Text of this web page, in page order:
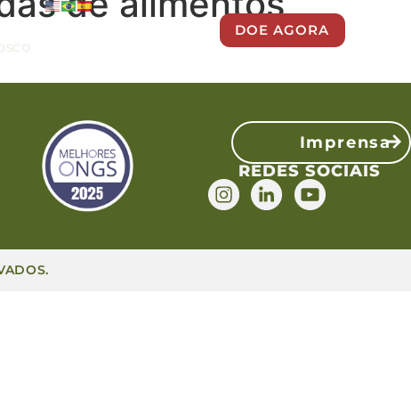
DOE AGORA
Imprensa
REDES SOCIAIS